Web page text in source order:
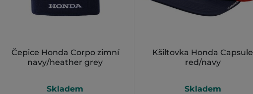
Čepice Honda Corpo zimní
navy/heather grey
Skladem
Kšiltovka Honda Capsule
red/navy
Skladem